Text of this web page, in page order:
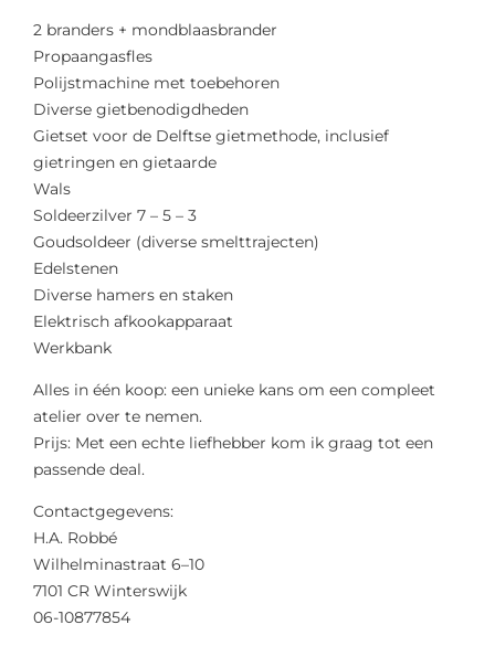
2 branders + mondblaasbrander
Propaangasfles
Polijstmachine met toebehoren
Diverse gietbenodigdheden
Gietset voor de Delftse gietmethode, inclusief
gietringen en gietaarde
Wals
Soldeerzilver 7 – 5 – 3
Goudsoldeer (diverse smelttrajecten)
Edelstenen
Diverse hamers en staken
Elektrisch afkookapparaat
Werkbank
Alles in één koop: een unieke kans om een compleet
atelier over te nemen.
Prijs: Met een echte liefhebber kom ik graag tot een
passende deal.
Contactgegevens:
H.A. Robbé
Wilhelminastraat 6–10
7101 CR Winterswijk
06-10877854